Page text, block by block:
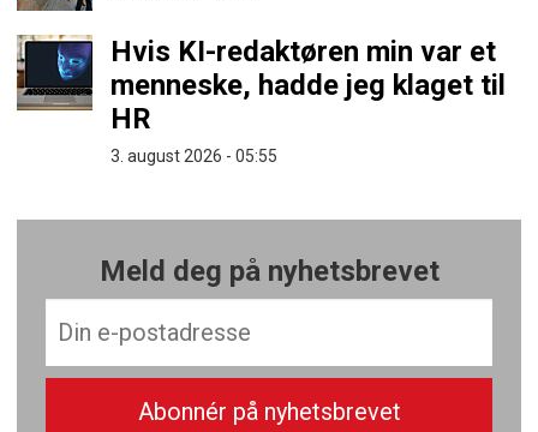
Hvis KI-redaktøren min var et
menneske, hadde jeg klaget til
HR
3. august 2026 - 05:55
Meld deg på nyhetsbrevet